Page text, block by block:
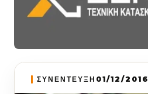
ΣΥΝΕΝΤΕΥΞΗ 01/12/2016